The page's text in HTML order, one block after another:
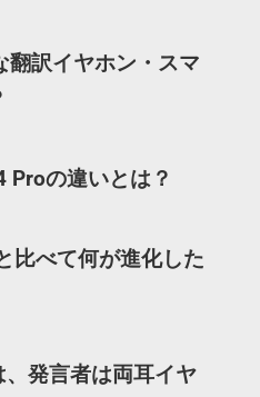
訳イヤホン・スマ
Proの違いとは？
比べて何が進化した
発言者は両耳イヤ